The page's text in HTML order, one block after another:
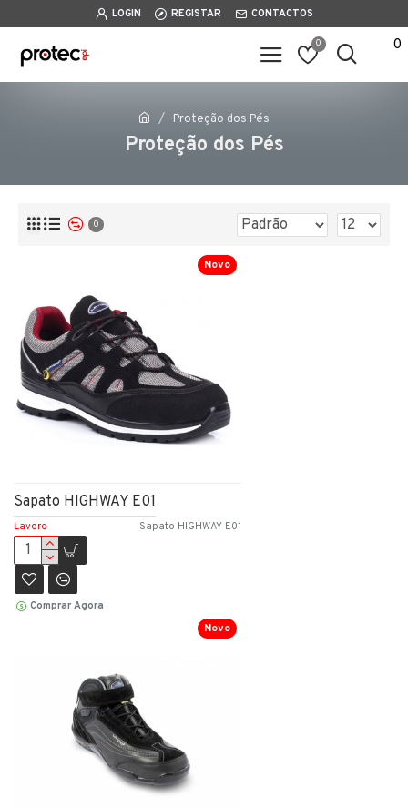
LOGIN REGISTAR CONTACTOS
0 0
Proteção dos Pés
Proteção dos Pés
0
Novo
Lavoro Sapato HIGHWAY E01
Sapato HIGHWAY E01
Comprar Agora
Novo